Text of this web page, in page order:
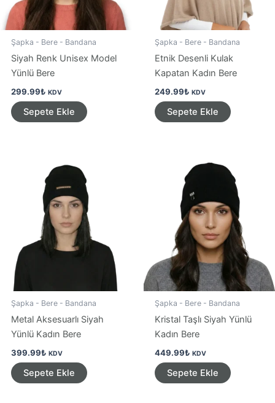
Şapka - Bere - Bandana
Siyah Renk Unisex Model
Yünlü Bere
299.99₺ KDV
Sepete Ekle
Şapka - Bere - Bandana
Etnik Desenli Kulak
Kapatan Kadın Bere
249.99₺ KDV
Sepete Ekle
Şapka - Bere - Bandana
Metal Aksesuarlı Siyah
Yünlü Kadın Bere
399.99₺ KDV
Sepete Ekle
Şapka - Bere - Bandana
Kristal Taşlı Siyah Yünlü
Kadın Bere
449.99₺ KDV
Sepete Ekle